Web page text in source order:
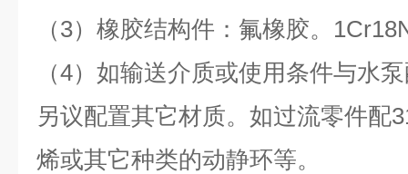
（3）橡胶结构件：氟橡胶。
（4）如输送介质或使用条件与水
另议配置其它材质。如过流零件配
烯或其它种类的动静环等。